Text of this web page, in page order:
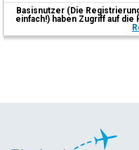
Basisnutzer (Die
einfach!) haben Zugriff auf